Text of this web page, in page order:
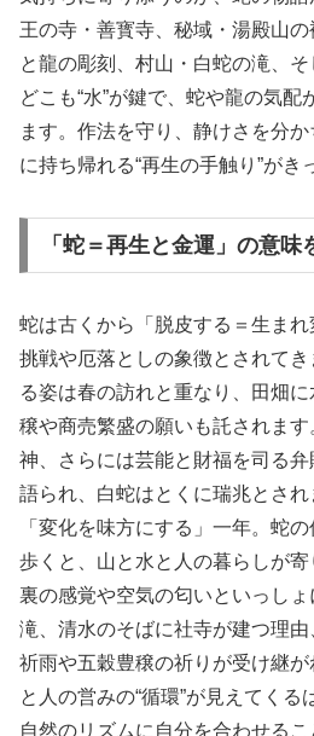
王の寺・善寳寺、秘域・湯殿山
と龍の彫刻、村山・白蛇の滝、そ
どこも“水”が鍵で、蛇や龍の気
ます。作法を守り、静けさを分
に持ち帰れる“再生の手触り”がき
「蛇＝再生と金運」の意味
蛇は古くから「脱皮する＝生ま
挑戦や厄落としの象徴とされて
る姿は春の訪れと重なり、田畑
穣や商売繁盛の願いも託されま
神、さらには芸能と財福を司る弁
語られ、白蛇はとくに瑞兆とさ
「変化を味方にする」一年。蛇
歩くと、山と水と人の暮らしが
裏の感覚や空気の匂いといっし
滝、清水のそばに社寺が建つ理由
祈雨や五穀豊穣の祈りが受け継
と人の営みの“循環”が見えてくる
自然のリズムに自分を合わせる